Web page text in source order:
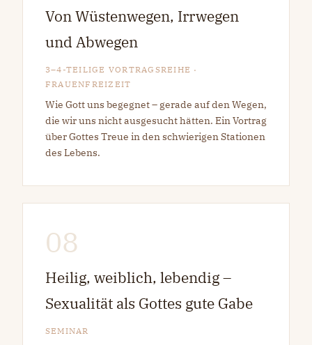
Von Wüstenwegen, Irrwegen
und Abwegen
3–4-TEILIGE VORTRAGSREIHE ·
FRAUENFREIZEIT
Wie Gott uns begegnet – gerade auf den Wegen,
die wir uns nicht ausgesucht hätten. Ein Vortrag
über Gottes Treue in den schwierigen Stationen
des Lebens.
08
Heilig, weiblich, lebendig –
Sexualität als Gottes gute Gabe
SEMINAR